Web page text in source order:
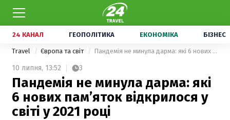
24 КАНАЛ ГЕОПОЛІТИКА ЕКОНОМІКА БІЗНЕС
Travel Європа та світ Пандемія не минула дарма: які 6 нових пам’яток відкрилося у світі у 2021 році
10 липня, 13:52 3
Пандемія не минула дарма: які
6 нових пам’яток відкрилося у
світі у 2021 році